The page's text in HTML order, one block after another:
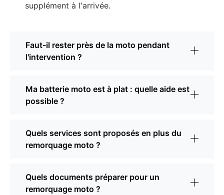
supplément à l'arrivée.
Faut-il rester près de la moto pendant
l'intervention ?
Ma batterie moto est à plat : quelle aide est
possible ?
Quels services sont proposés en plus du
remorquage moto ?
Quels documents préparer pour un
remorquage moto ?